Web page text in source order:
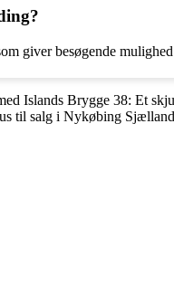
giver besøgende
Islands Brygge 38: Et
til salg i Nykøbing